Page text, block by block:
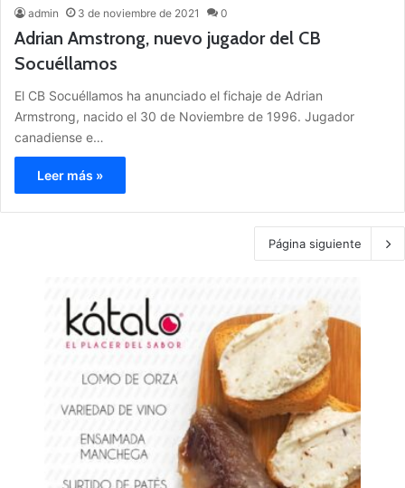
admin 3 de noviembre de 2021 0
Adrian Amstrong, nuevo jugador del CB
Socuéllamos
El CB Socuéllamos ha anunciado el fichaje de Adrian
Armstrong, nacido el 30 de Noviembre de 1996. Jugador
canadiense e…
Leer más »
Página siguiente